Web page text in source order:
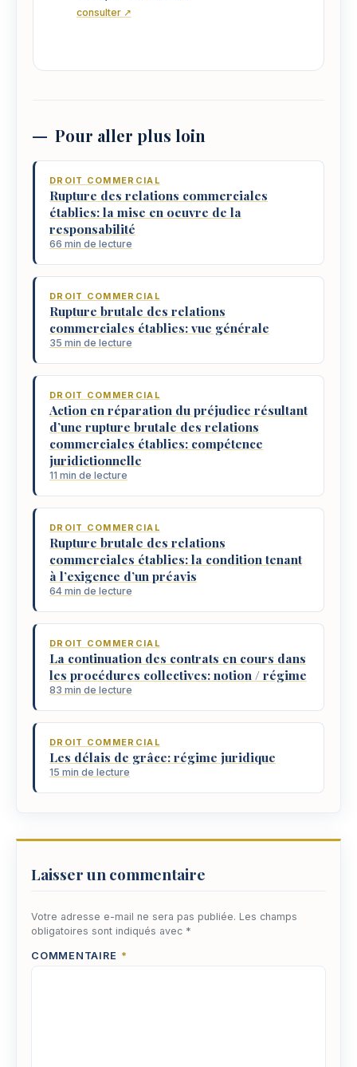
consulter ↗
Pour aller plus loin
DROIT COMMERCIAL
Rupture des relations commerciales
établies: la mise en oeuvre de la
responsabilité
66 min de lecture
DROIT COMMERCIAL
Rupture brutale des relations
commerciales établies: vue générale
35 min de lecture
DROIT COMMERCIAL
Action en réparation du préjudice résultant
d’une rupture brutale des relations
commerciales établies: compétence
juridictionnelle
11 min de lecture
DROIT COMMERCIAL
Rupture brutale des relations
commerciales établies: la condition tenant
à l’exigence d’un préavis
64 min de lecture
DROIT COMMERCIAL
La continuation des contrats en cours dans
les procédures collectives: notion / régime
83 min de lecture
DROIT COMMERCIAL
Les délais de grâce: régime juridique
15 min de lecture
Laisser un commentaire
Votre adresse e-mail ne sera pas publiée. Les champs
obligatoires sont indiqués avec *
COMMENTAIRE *